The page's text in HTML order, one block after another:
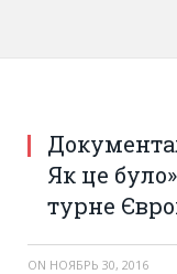
Як це
турне
ON НОЯБРЬ 30, 2016